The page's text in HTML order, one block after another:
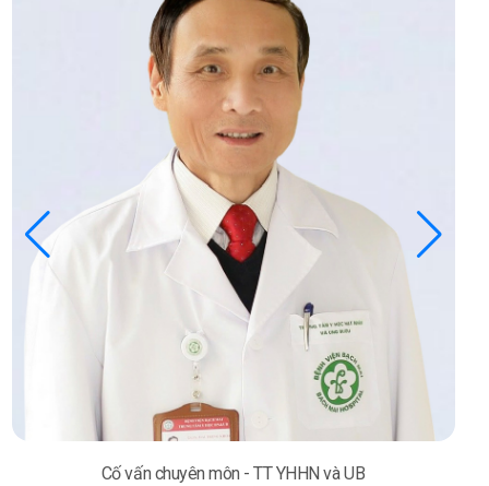
Cố vấn chuyên môn - TT YHHN và UB